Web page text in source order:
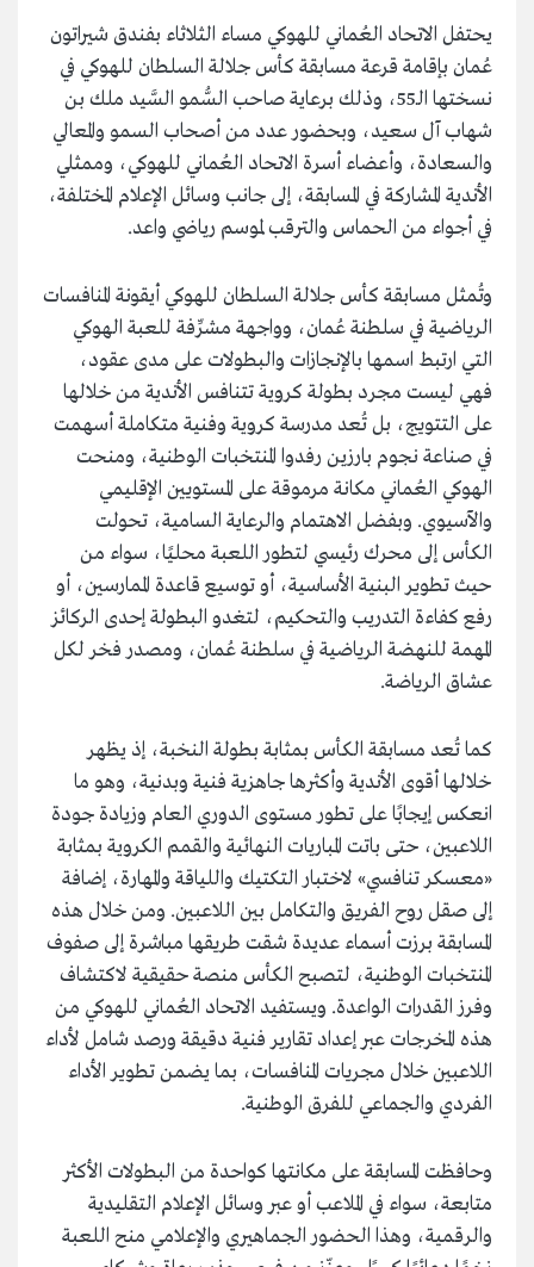
يحتفل الاتحاد العُماني للهوكي مساء الثلاثاء بفندق شيراتون
عُمان بإقامة قرعة مسابقة كأس جلالة السلطان للهوكي في
نسختها الـ55، وذلك برعاية صاحب السُّمو السَّيد ملك بن
شهاب آل سعيد، وبحضور عدد من أصحاب السمو والمعالي
والسعادة، وأعضاء أسرة الاتحاد العُماني للهوكي، وممثلي
الأندية المشاركة في المسابقة، إلى جانب وسائل الإعلام المختلفة،
في أجواء من الحماس والترقب لموسم رياضي واعد.
وتُمثل مسابقة كأس جلالة السلطان للهوكي أيقونة المنافسات
الرياضية في سلطنة عُمان، وواجهة مشرِّفة للعبة الهوكي
التي ارتبط اسمها بالإنجازات والبطولات على مدى عقود،
فهي ليست مجرد بطولة كروية تتنافس الأندية من خلالها
على التتويج، بل تُعد مدرسة كروية وفنية متكاملة أسهمت
في صناعة نجوم بارزين رفدوا المنتخبات الوطنية، ومنحت
الهوكي العُماني مكانة مرموقة على المستويين الإقليمي
والآسيوي. وبفضل الاهتمام والرعاية السامية، تحولت
الكأس إلى محرك رئيسي لتطور اللعبة محليًا، سواء من
حيث تطوير البنية الأساسية، أو توسيع قاعدة الممارسين، أو
رفع كفاءة التدريب والتحكيم، لتغدو البطولة إحدى الركائز
المهمة للنهضة الرياضية في سلطنة عُمان، ومصدر فخر لكل
عشاق الرياضة.
كما تُعد مسابقة الكأس بمثابة بطولة النخبة، إذ يظهر
خلالها أقوى الأندية وأكثرها جاهزية فنية وبدنية، وهو ما
انعكس إيجابًا على تطور مستوى الدوري العام وزيادة جودة
اللاعبين، حتى باتت المباريات النهائية والقمم الكروية بمثابة
«معسكر تنافسي» لاختبار التكتيك واللياقة والمهارة، إضافة
إلى صقل روح الفريق والتكامل بين اللاعبين. ومن خلال هذه
المسابقة برزت أسماء عديدة شقت طريقها مباشرة إلى صفوف
المنتخبات الوطنية، لتصبح الكأس منصة حقيقية لاكتشاف
وفرز القدرات الواعدة. ويستفيد الاتحاد العُماني للهوكي من
هذه المخرجات عبر إعداد تقارير فنية دقيقة ورصد شامل لأداء
اللاعبين خلال مجريات المنافسات، بما يضمن تطوير الأداء
الفردي والجماعي للفرق الوطنية.
وحافظت المسابقة على مكانتها كواحدة من البطولات الأكثر
متابعة، سواء في الملاعب أو عبر وسائل الإعلام التقليدية
والرقمية، وهذا الحضور الجماهيري والإعلامي منح اللعبة